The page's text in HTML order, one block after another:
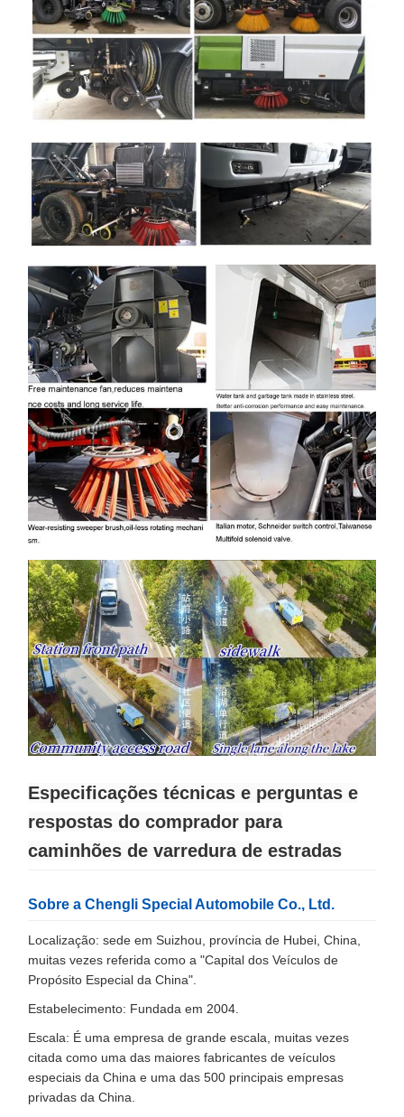
Especificações técnicas e perguntas e
respostas do comprador para
caminhões de varredura de estradas
Sobre a Chengli Special Automobile Co., Ltd.
Localização: sede em Suizhou, província de Hubei, China,
muitas vezes referida como a "Capital dos Veículos de
Propósito Especial da China".
Estabelecimento: Fundada em 2004.
Escala: É uma empresa de grande escala, muitas vezes
citada como uma das maiores fabricantes de veículos
especiais da China e uma das 500 principais empresas
privadas da China.